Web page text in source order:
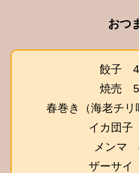
おつ
餃子
焼売
春巻き（海老チ
イカ団
メンマ
ザーサ